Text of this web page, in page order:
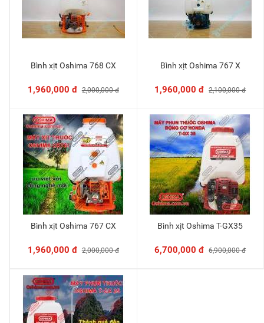
Thêm vào giỏ
Bình xịt Oshima 768 CX
1,960,000 đ 2,000,000 đ
Thêm vào giỏ
Bình xịt Oshima 767 X
1,960,000 đ 2,100,000 đ
Thêm vào giỏ
Bình xịt Oshima 767 CX
1,960,000 đ 2,000,000 đ
Thêm vào giỏ
Bình xịt Oshima T-GX35
6,700,000 đ 6,900,000 đ